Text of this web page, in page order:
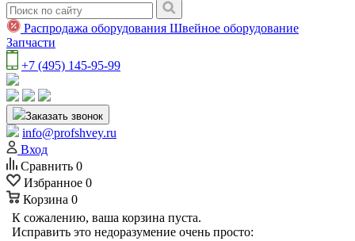
Распродажа оборудования Швейное оборудование
Запчасти
+7 (495) 145-95-99
Заказать звонок
info@profshvey.ru
Вход
Сравнить 0
Избранное 0
Корзина 0
К сожалению, ваша корзина пуста.
Исправить это недоразумение очень просто: